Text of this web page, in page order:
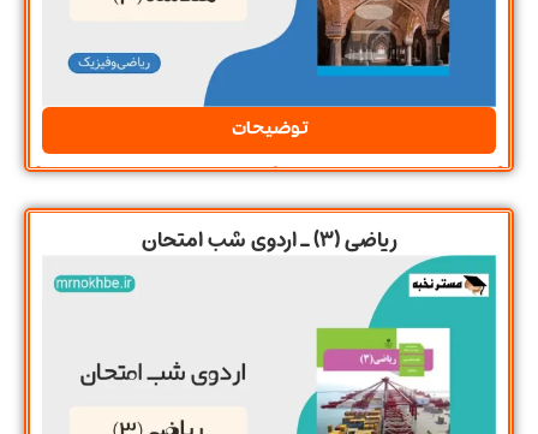
توضیحات
ریاضی (3) ـ اردوی شب امتحان